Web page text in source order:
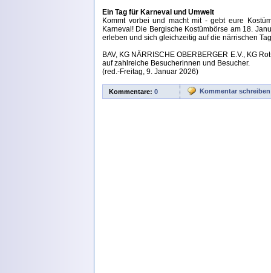
Ein Tag für Karneval und Umwelt
Kommt vorbei und macht mit - gebt eure
Karneval! Die Bergische Kostümbörse am 18.
erleben und sich gleichzeitig auf die närrischen
BAV, KG NÄRRISCHE OBERBERGER E.V., KG
auf zahlreiche Besucherinnen und Besucher.
(red.-Freitag, 9. Januar 2026)
Kommentare: 0 Kommentar schreiben